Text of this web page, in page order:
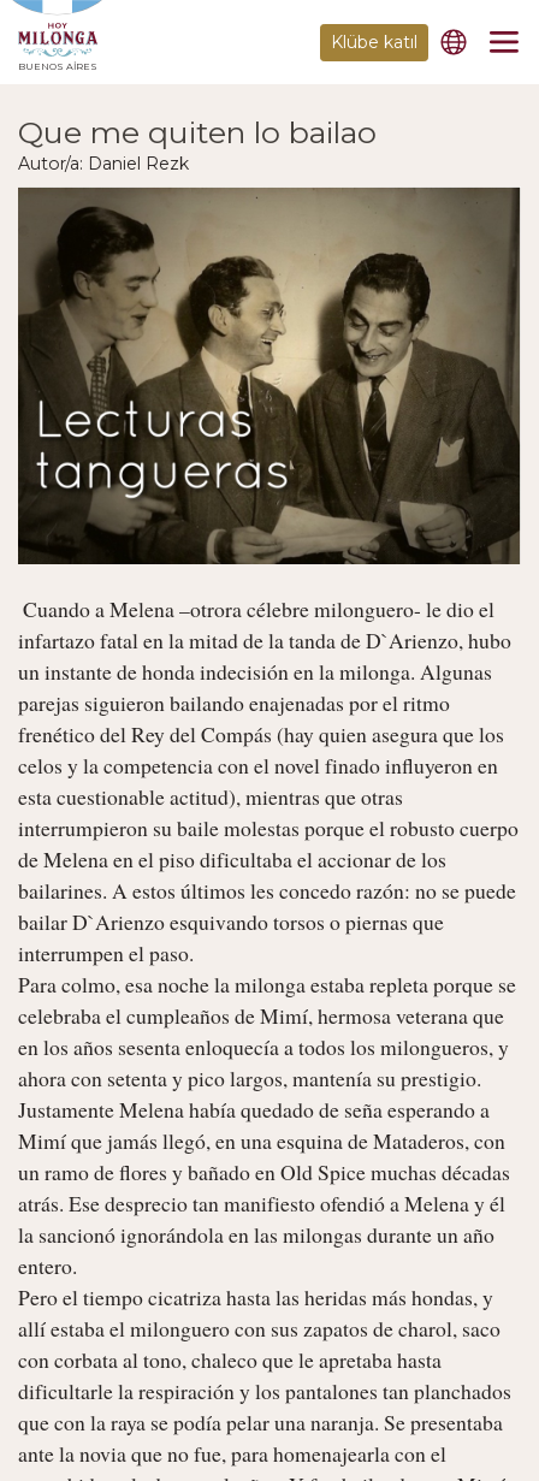
BUENOS AIRES
Klübe katıl
Que me quiten lo bailao
Autor/a: Daniel Rezk
infartazo fatal en la mitad de la tanda de D`Arienzo, hubo
un instante de honda indecisión en la milonga. Algunas
parejas siguieron bailando enajenadas por el ritmo
frenético del Rey del Compás (hay quien asegura que los
celos y la competencia con el novel finado influyeron en
esta cuestionable actitud), mientras que otras
interrumpieron su baile molestas porque el robusto cuerpo
de Melena en el piso dificultaba el accionar de los
bailarines. A estos últimos les concedo razón: no se puede
bailar D`Arienzo esquivando torsos o piernas que
interrumpen el paso.
Para colmo, esa noche la milonga estaba repleta porque se
celebraba el cumpleaños de Mimí, hermosa veterana que
en los años sesenta enloquecía a todos los milongueros, y
ahora con setenta y pico largos, mantenía su prestigio.
Justamente Melena había quedado de seña esperando a
Mimí que jamás llegó, en una esquina de Mataderos, con
un ramo de flores y bañado en Old Spice muchas décadas
atrás. Ese desprecio tan manifiesto ofendió a Melena y él
la sancionó ignorándola en las milongas durante un año
entero.
Pero el tiempo cicatriza hasta las heridas más hondas, y
allí estaba el milonguero con sus zapatos de charol, saco
con corbata al tono, chaleco que le apretaba hasta
dificultarle la respiración y los pantalones tan planchados
que con la raya se podía pelar una naranja. Se presentaba
ante la novia que no fue, para homenajearla con el